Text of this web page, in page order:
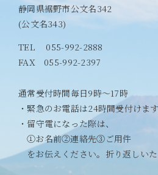
静岡県裾野市公文名342
(公文名343)
TEL 055-992-2888
FAX 055-992-2397
通常受付時間毎日9時〜17時
・緊急のお電話は24時間受付けます
・留守電になった際は、
①お名前②連絡先③ご用件
をお伝えください。折り返しいた